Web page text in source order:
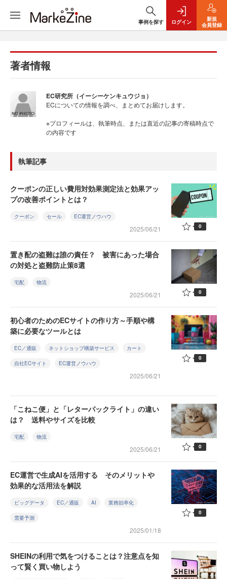
事例を探す ログイン
新規
会員登録
著者情報
EC研究所（イーシーケンキュウジョ）
ECについての情報を調べ、まとめてお届けします。
※プロフィールは、執筆時点、または直近の記事の寄稿時点で
の内容です
執筆記事
クーポンの正しい費用対効果測定法と効果アッ
プの改善ポイントとは？
クーポン セール EC運営ノウハウ
2025/06/21 0
置き配の盗難は誰の責任？ 被害にあった場合
の対処と盗難防止策8選
宅配 物流
2025/06/21 0
初心者のためのECサイトの作り方～手順や構
築に必要なツールとは
EC／通販 ネットショップ構築サービス カート
自社ECサイト EC運営ノウハウ
2025/06/21
0
「こねこ便」と「レターパックライト」の違い
は？ 送料やサイズを比較
宅配 物流
2025/06/21 0
EC運営で生成AIを活用する そのメリットや
効果的な活用法を解説
ビッグデータ EC／通販 AI 業務効率化
需要予測
2025/01/18
0
SHEINの利用で気をつけることは？注意点を知
って賢く買い物しよう